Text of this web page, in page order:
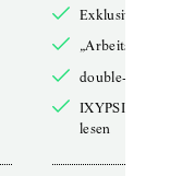
Exklusive
double-
lesen